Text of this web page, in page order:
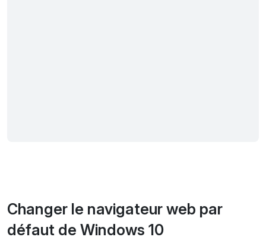
Changer le navigateur web par
défaut de Windows 10